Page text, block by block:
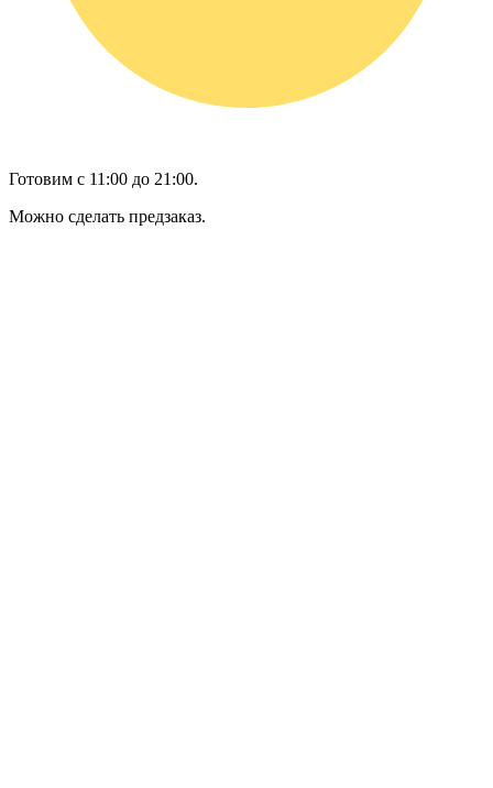
Готовим с 11:00 до 21:00.
Можно сделать предзаказ.